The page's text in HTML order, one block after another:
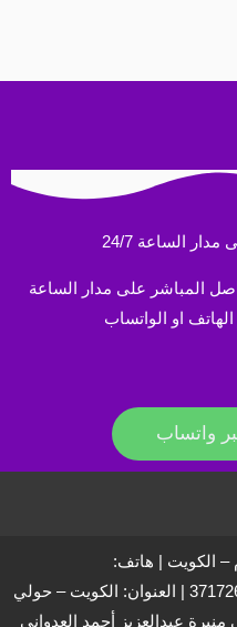
الساعة 24/7
المباشر على مدار الساعة
او الواتساب
واتساب
– الكويت | هاتف:
| السجل التجاري: 371726 | العنوان: الكويت – حولي
001 – شارع 17 – مبنى منيرة عبدالعزيز أحمد العدواني